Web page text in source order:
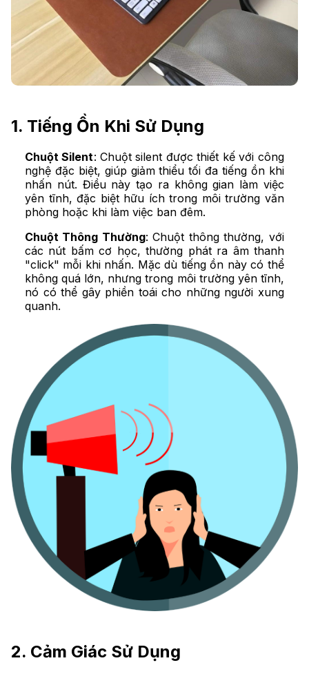
1. Tiếng Ồn Khi Sử Dụng
Chuột Silent: Chuột silent được thiết kế với công
nghệ đặc biệt, giúp giảm thiểu tối đa tiếng ồn khi
nhấn nút. Điều này tạo ra không gian làm việc
yên tĩnh, đặc biệt hữu ích trong môi trường văn
phòng hoặc khi làm việc ban đêm.
Chuột Thông Thường: Chuột thông thường, với
các nút bấm cơ học, thường phát ra âm thanh
"click" mỗi khi nhấn. Mặc dù tiếng ồn này có thể
không quá lớn, nhưng trong môi trường yên tĩnh,
nó có thể gây phiền toái cho những người xung
quanh.
2. Cảm Giác Sử Dụng